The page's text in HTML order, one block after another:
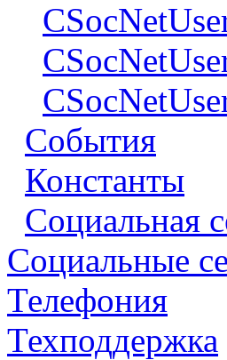
События
Константы
Социальная
Социальные
Телефония
Техподдержка